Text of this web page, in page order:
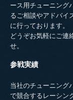
ース用チューニング
るご相談やアドバイ
に行っております。
どうぞお気軽にご連
せ。
参戦実績
当社のチューニング
で競合するレーシン